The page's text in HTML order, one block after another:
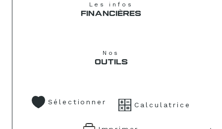
Les infos
FINANCIÈRES
Nos
OUTILS
Sélectionner Calculatrice